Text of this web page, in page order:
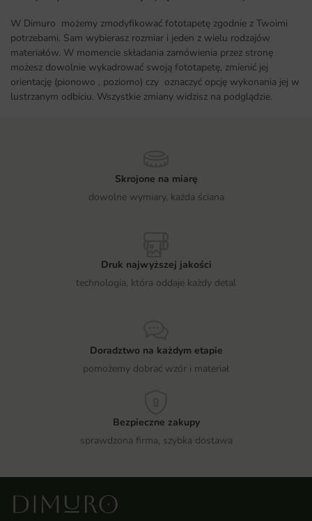
W Dimuro możemy zmodyfikować fototapetę zgodnie z Twoimi
potrzebami. Sam wybierasz rozmiar i jeden z wielu rodzajów
materiałów. W momencie składania zamówienia przez stronę
możesz dowolnie wykadrować swoją fototapetę, zmienić jej
orientację (pionowo , poziomo) czy oznaczyć opcję wykonania jej w
lustrzanym odbiciu. Wszystkie zmiany widzisz na podglądzie.
Skrojone na miarę
dowolne wymiary, każda ściana
Druk najwyższej jakości
technologia, która oddaje każdy detal
Doradztwo na każdym etapie
pomożemy dobrać wzór i materiał
Bezpieczne zakupy
sprawdzona firma, szybka dostawa